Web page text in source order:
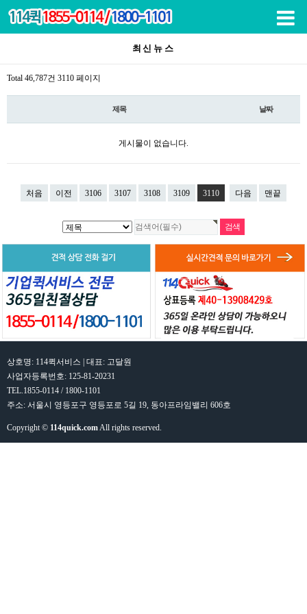
최신뉴스
Total 46,787건 3110 페이지
제목 날짜
게시물이 없습니다.
처음 이전 3106 3107 3108 3109 3110 다음 맨끝
상호명: 114퀵서비스 | 대표: 고달원
사업자등록번호: 125-81-20231
TEL.1855-0114 / 1800-1101
주소: 서울시 영등포구 영등포로 5길 19, 동아프라임밸리 606호
Copyright © 114quick.comAll rights reserved.